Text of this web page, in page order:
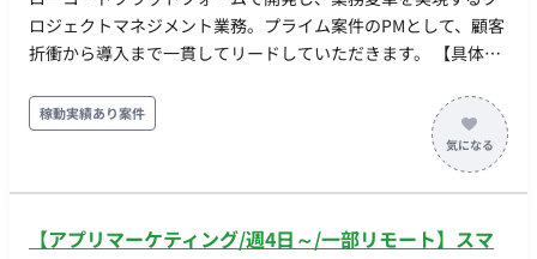
ロジェクトマネジメント業務。プライム案件のPMとして、顧客
折衝から導入まで一貫してリードしていただきます。 【具体的
ド、および定期的な進捗報告会やレビュー会議の主導 ・課題や
リスクの早期把握、対応策の提案、承認プロセスの管理と関係
者間の調整 ・ローコードプラットフォームを活用した開発計画
の策定、開発チームのタスクおよび進捗管理 ・テスト計画の策
ス要件の確認と管理 ・リリース計画の策定、実行管理、および
稼動実績あり案件
【アプリマーケティング/週4日～/一部リモート】スマ